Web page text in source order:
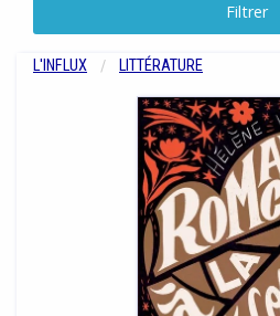
Filtrer
L'INFLUX LITTÉRATURE